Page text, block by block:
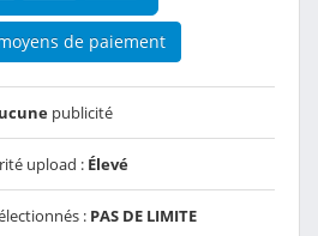
de paiement
publicité
upload : Élevé
: PAS DE LIMITE